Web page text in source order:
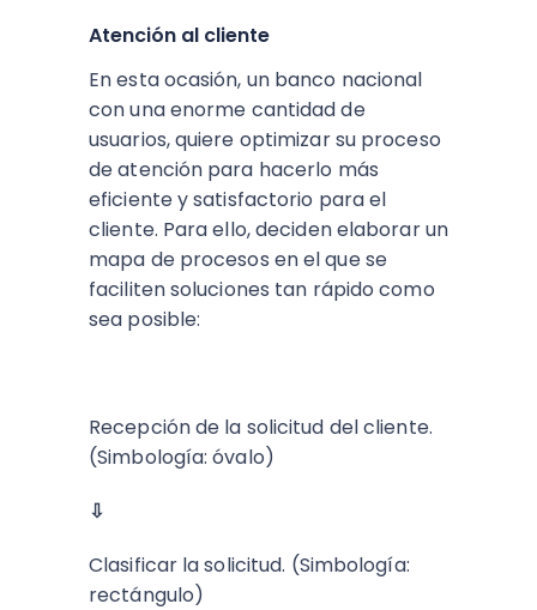
Atención al cliente
En esta ocasión, un banco nacional
con una enorme cantidad de
usuarios, quiere optimizar su proceso
de atención para hacerlo más
eficiente y satisfactorio para el
cliente. Para ello, deciden elaborar un
mapa de procesos en el que se
faciliten soluciones tan rápido como
sea posible:
Recepción de la solicitud del cliente.
(Simbología: óvalo)
⇩
Clasificar la solicitud. (Simbología:
rectángulo)